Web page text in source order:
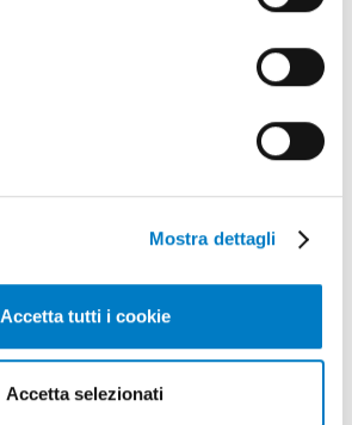
Mostra dettagli
Accetta tutti i cookie
Accetta selezionati